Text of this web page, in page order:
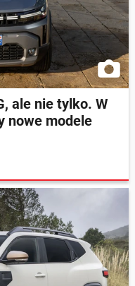
ale nie tylko. W
nowe modele